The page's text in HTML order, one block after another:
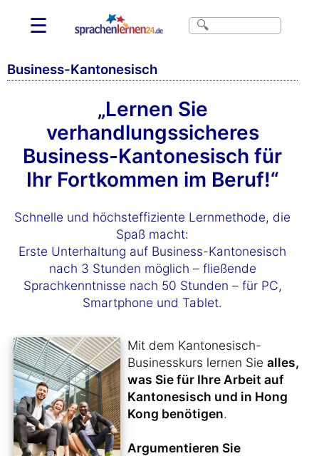
☰
Business-Kantonesisch
„Lernen Sie
verhandlungssicheres
Business-Kantonesisch für
Ihr Fortkommen im Beruf!“
Schnelle und höchsteffiziente Lernmethode, die
Spaß macht:
Erste Unterhaltung auf Business-Kantonesisch
nach 3 Stunden möglich – fließende
Sprachkenntnisse nach 50 Stunden – für PC,
Smartphone und Tablet.
Mit dem Kantonesisch-
Businesskurs lernen Sie alles,
was Sie für Ihre Arbeit auf
Kantonesisch und in Hong
Kong benötigen.
Argumentieren Sie